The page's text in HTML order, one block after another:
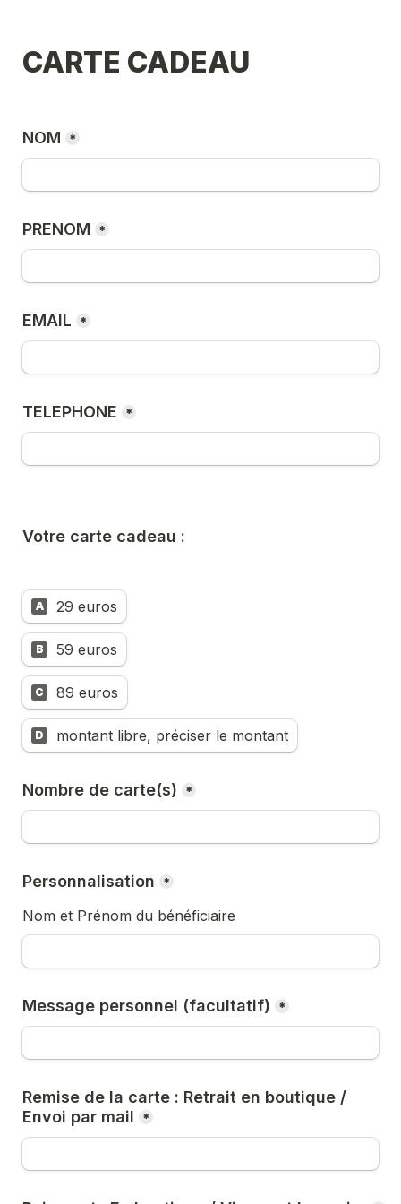
CARTE CADEAU
NOM *
PRENOM *
EMAIL *
TELEPHONE *
Votre carte cadeau :
A 29 euros
B 59 euros
C 89 euros
D montant libre, préciser le montant
Nombre de carte(s) *
Personnalisation *
Nom et Prénom du bénéficiaire
Message personnel (facultatif) *
Remise de la carte : Retrait en boutique /
Envoi par mail
*